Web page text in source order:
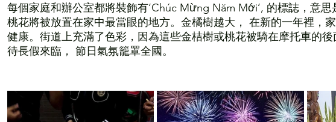
每個家庭和辦公室都將裝飾有‘Chúc Mừng Năm Mới’, 的標誌，意
桃花將被放置在家中最當眼的地方。金橘樹越大， 在新的一年裡，
健康。街道上充滿了色彩，因為這些金桔樹或桃花被騎在摩托車的
待長假來臨， 節日氣氛籠罩全國。